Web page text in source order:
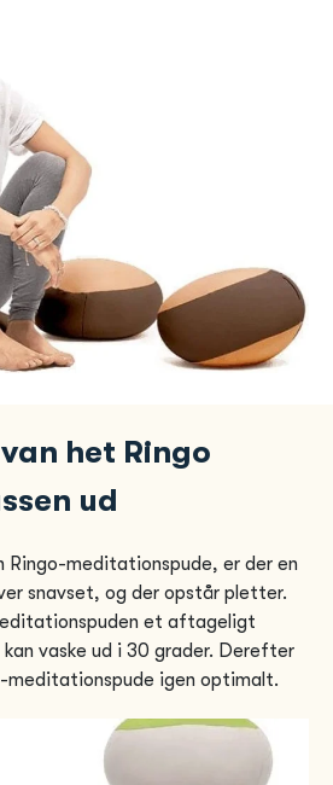
het Ringo
ud
Ringo-meditationspude, er der en
snavset, og der opstår pletter.
et aftageligt
vaske ud i 30 grader. Derefter
meditationspude igen optimalt.